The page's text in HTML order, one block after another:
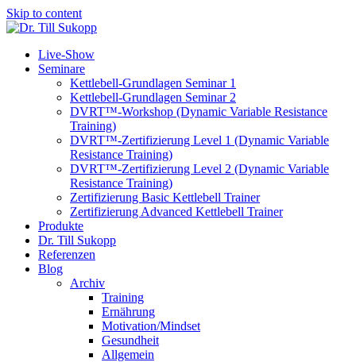
Skip to content
Live-Show
Seminare
Kettlebell-Grundlagen Seminar 1
Kettlebell-Grundlagen Seminar 2
DVRT™-Workshop (Dynamic Variable Resistance
Training)
DVRT™-Zertifizierung Level 1 (Dynamic Variable
Resistance Training)
DVRT™-Zertifizierung Level 2 (Dynamic Variable
Resistance Training)
Zertifizierung Basic Kettlebell Trainer
Zertifizierung Advanced Kettlebell Trainer
Produkte
Dr. Till Sukopp
Referenzen
Blog
Archiv
Training
Ernährung
Motivation/Mindset
Gesundheit
Allgemein